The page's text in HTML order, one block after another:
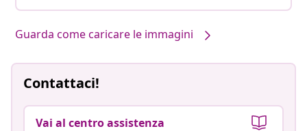
Guarda come caricare le immagini
Contattaci!
Vai al centro assistenza